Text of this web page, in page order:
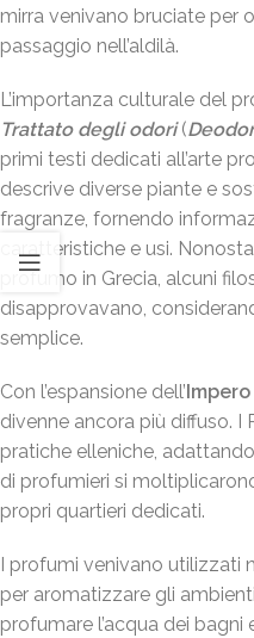
mirra venivano bruciate per
passaggio nell’aldilà.
L’importanza culturale del
Trattato degli odori(
primi testi dedicati all’arte
descrive diverse piante e
fragranze, fornendo
caratteristiche e usi.
profumo in Grecia, alcuni
disapprovavano,
semplice.
Con l’espansione dell’
divenne ancora più diffuso.
pratiche elleniche,
di profumieri si
propri quartieri dedicati.
I profumi venivano utilizzati
per aromatizzare gli
profumare l’acqua dei bagni